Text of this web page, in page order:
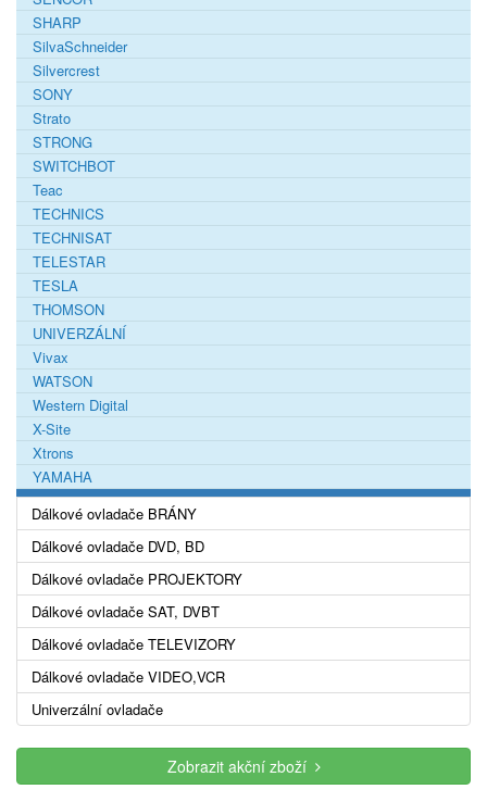
SHARP
SilvaSchneider
Silvercrest
SONY
Strato
STRONG
SWITCHBOT
Teac
TECHNICS
TECHNISAT
TELESTAR
TESLA
THOMSON
UNIVERZÁLNÍ
Vivax
WATSON
Western Digital
X-Site
Xtrons
YAMAHA
Dálkové ovladače BRÁNY
Dálkové ovladače DVD, BD
Dálkové ovladače PROJEKTORY
Dálkové ovladače SAT, DVBT
Dálkové ovladače TELEVIZORY
Dálkové ovladače VIDEO,VCR
Univerzální ovladače
Zobrazit akční zboží